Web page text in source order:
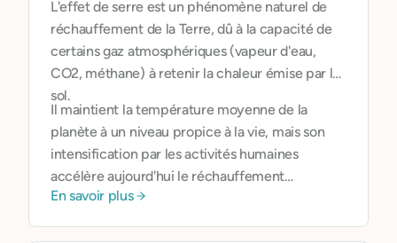
L'effet de serre est un phénomène naturel de
réchauffement de la Terre, dû à la capacité de
certains gaz atmosphériques (vapeur d'eau,
CO2, méthane) à retenir la chaleur émise par le
sol.
Il maintient la température moyenne de la
planète à un niveau propice à la vie, mais son
intensification par les activités humaines
accélère aujourd'hui le réchauffement
climatique.
En savoir plus